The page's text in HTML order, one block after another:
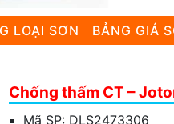
LOẠI SƠN BẢNG GIÁ
Chống thấm CT –
Mã SP: DLS2473306